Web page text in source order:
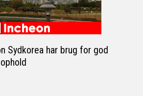
Sydkorea har brug for god